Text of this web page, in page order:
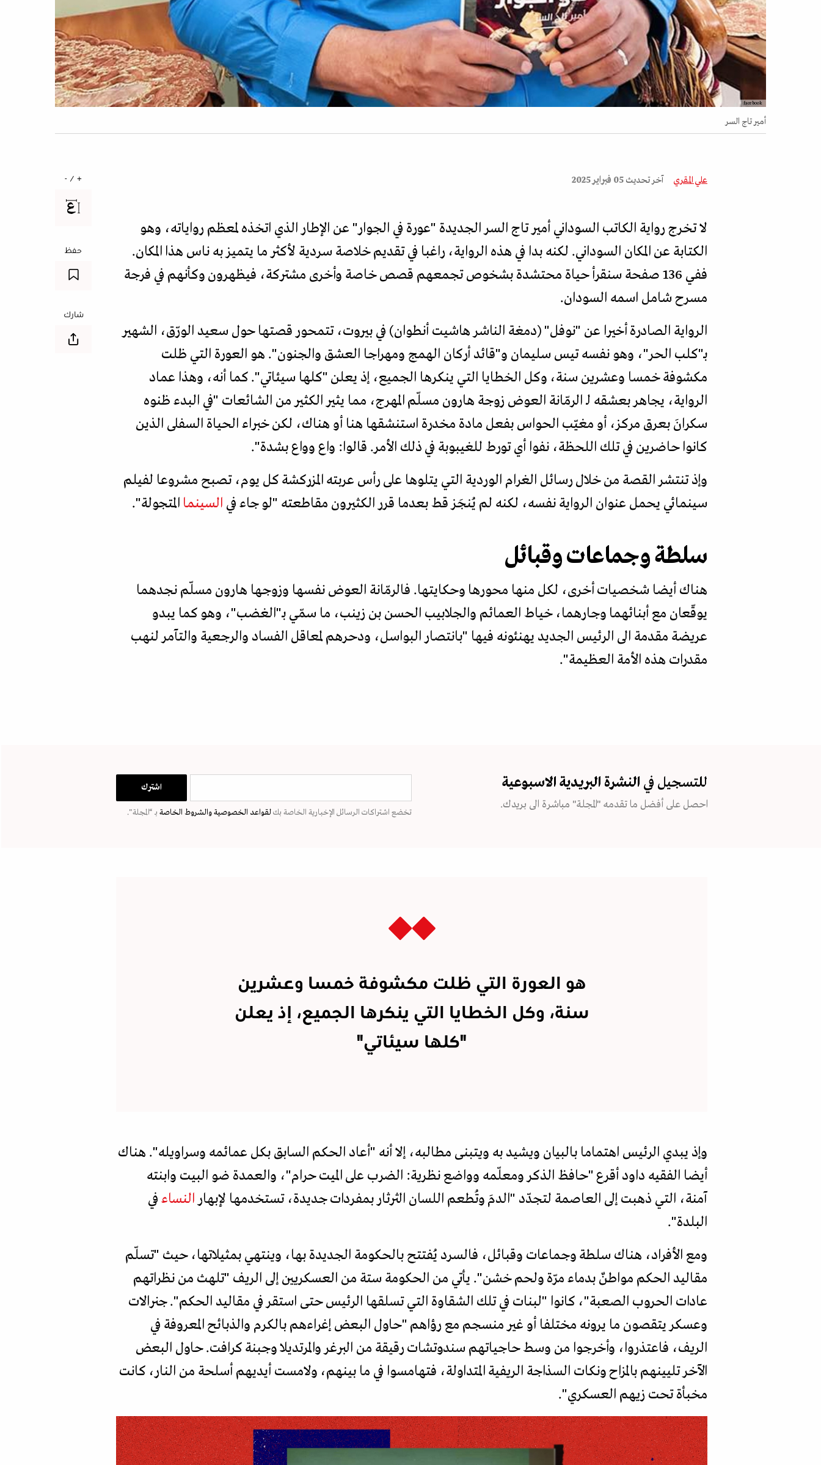
facebook
أمير تاج السر
علي المقري آخر تحديث 05 فبراير 2025
لا تخرج رواية الكاتب السوداني أمير تاج السر الجديدة "عورة في الجوار" عن الإطار الذي اتخذه لمعظم رواياته، وهو
الكتابة عن المكان السوداني. لكنه بدا في هذه الرواية، راغبا في تقديم خلاصة سردية لأكثر ما يتميز به ناس هذا المكان.
ففي 136 صفحة سنقرأ حياة محتشدة بشخوص تجمعهم قصص خاصة وأخرى مشتركة، فيظهرون وكأنهم في فرجة
مسرح شامل اسمه السودان.
الرواية الصادرة أخيرا عن "نوفل" (دمغة الناشر هاشيت أنطوان) في بيروت، تتمحور قصتها حول سعيد الورّق، الشهير
بـ"كلب الحر"، وهو نفسه تيس سليمان و"قائد أركان الهمج ومهراجا العشق والجنون". هو العورة التي ظلت
مكشوفة خمسا وعشرين سنة، وكل الخطايا التي ينكرها الجميع، إذ يعلن "كلها سيئاتي". كما أنه، وهذا عماد
الرواية، يجاهر بعشقه لـ الرمّانة العوض زوجة هارون مسلّم المهرج، مما يثير الكثير من الشائعات "في البدء ظنوه
سكرانَ بعرق مركز، أو مغيّب الحواس بفعل مادة مخدرة استنشقها هنا أو هناك، لكن خبراء الحياة السفلى الذين
كانوا حاضرين في تلك اللحظة، نفوا أي تورط للغيبوبة في ذلك الأمر. قالوا: واع وواع بشدة".
وإذ تنتشر القصة من خلال رسائل الغرام الوردية التي يتلوها على رأس عربته المزركشة كل يوم، تصبح مشروعا لفيلم
سينمائي يحمل عنوان الرواية نفسه، لكنه لم يُنجَز قط بعدما قرر الكثيرون مقاطعته "لو جاء في السينما المتجولة".
سلطة وجماعات وقبائل
هناك أيضا شخصيات أخرى، لكل منها محورها وحكايتها. فالرمّانة العوض نفسها وزوجها هارون مسلّم نجدهما
يوقّعان مع أبنائهما وجارهما، خياط العمائم والجلابيب الحسن بن زينب، ما سمّي بـ"الغضب"، وهو كما يبدو
عريضة مقدمة الى الرئيس الجديد يهنئونه فيها "بانتصار البواسل، ودحرهم لمعاقل الفساد والرجعية والتآمر لنهب
مقدرات هذه الأمة العظيمة".
للتسجيل في النشرة البريدية الاسبوعية
احصل على أفضل ما تقدمه "المجلة" مباشرة الى بريدك.
تخضع اشتراكات الرسائل الإخبارية الخاصة بكلقواعد الخصوصيةوالشروط الخاصة بـ “المجلة".
هو العورة التي ظلت مكشوفة خمسا وعشرين
سنة، وكل الخطايا التي ينكرها الجميع، إذ يعلن
"كلها سيئاتي"
وإذ يبدي الرئيس اهتماما بالبيان ويشيد به ويتبنى مطالبه، إلا أنه "أعاد الحكم السابق بكل عمائمه وسراويله". هناك
أيضا الفقيه داود أقرع "حافظ الذكر ومعلّمه وواضع نظرية: الضرب على الميت حرام"، والعمدة ضو البيت وابنته
آمنة، التي ذهبت إلى العاصمة لتجدّد "الدمَ وتُطعم اللسان الثرثار بمفردات جديدة، تستخدمها لإبهار النساء في
البلدة".
ومع الأفراد، هناك سلطة وجماعات وقبائل، فالسرد يُفتتح بالحكومة الجديدة بها، وينتهي بمثيلاتها، حيث "تسلّم
مقاليد الحكم مواطنٌ بدماء مرّة ولحم خشن". يأتي من الحكومة ستة من العسكريين إلى الريف "تلهث من نظراتهم
عادات الحروب الصعبة"، كانوا "لبنات في تلك الشقاوة التي تسلقها الرئيس حتى استقر في مقاليد الحكم". جنرالات
وعسكر يتقصون ما يرونه مختلفا أو غير منسجم مع رؤاهم "حاول البعض إغراءهم بالكرم والذبائح المعروفة في
الريف، فاعتذروا، وأخرجوا من وسط حاجياتهم سندوتشات رقيقة من البرغر والمرتديلا وجبنة كرافت. حاول البعض
الآخر تليينهم بالمزاح ونكات السذاجة الريفية المتداولة، فتهامسوا في ما بينهم، ولامست أيديهم أسلحة من النار، كانت
مخبأة تحت زيهم العسكري".
+ / -
حفظ
شارك